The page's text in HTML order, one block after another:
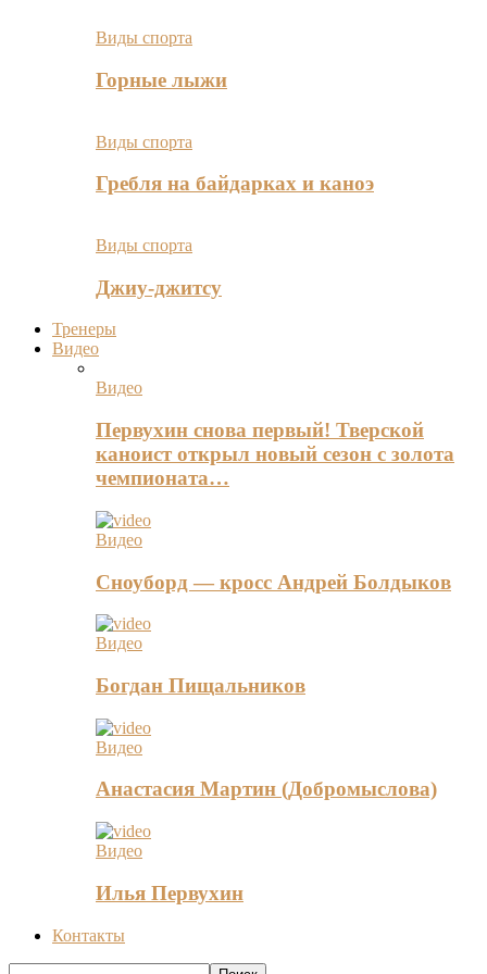
Виды спорта
Горные лыжи
Виды спорта
Гребля на байдарках и каноэ
Виды спорта
Джиу-джитсу
Тренеры
Видео
Видео
Первухин снова первый! Тверской
каноист открыл новый сезон с золота
чемпионата…
Видео
Сноуборд — кросс Андрей Болдыков
Видео
Богдан Пищальников
Видео
Анастасия Мартин (Добромыслова)
Видео
Илья Первухин
Контакты